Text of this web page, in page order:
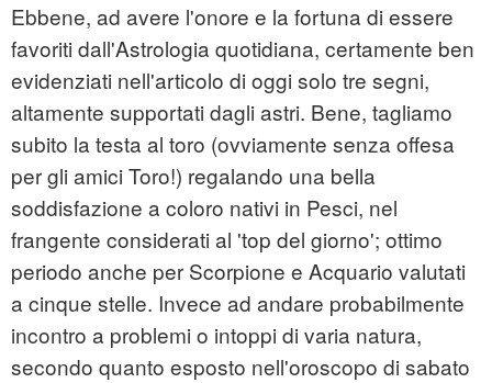
Ebbene, ad avere l'onore e la fortuna di essere
favoriti dall'Astrologia quotidiana, certamente ben
evidenziati nell'articolo di oggi solo tre segni,
altamente supportati dagli astri. Bene, tagliamo
subito la testa al toro (ovviamente senza offesa
per gli amici Toro!) regalando una bella
soddisfazione a coloro nativi in Pesci, nel
frangente considerati al 'top del giorno'; ottimo
periodo anche per Scorpione e Acquario valutati
a cinque stelle. Invece ad andare probabilmente
incontro a problemi o intoppi di varia natura,
secondo quanto esposto nell'oroscopo di sabato